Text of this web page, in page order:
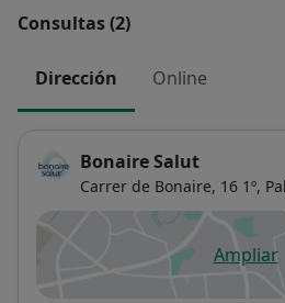
Consultas (2)
Dirección Online
Bonaire Salut
Carrer de Bonaire, 16 1º,
Ampliar
se